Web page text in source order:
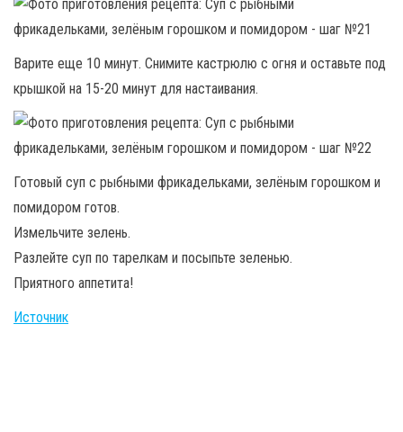
Варите еще 10 минут. Снимите кастрюлю с огня и оставьте под
крышкой на 15-20 минут для настаивания.
Готовый суп с рыбными фрикадельками, зелёным горошком и
помидором готов.
Измельчите зелень.
Разлейте суп по тарелкам и посыпьте зеленью.
Приятного аппетита!
Источник